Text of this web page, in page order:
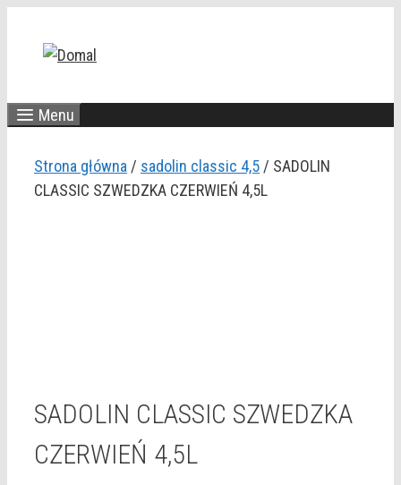
Menu
Strona główna / sadolin classic 4,5 / SADOLIN
CLASSIC SZWEDZKA CZERWIEŃ 4,5L
SADOLIN CLASSIC SZWEDZKA
CZERWIEŃ 4,5L